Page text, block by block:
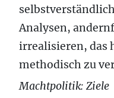
Analysen,
irrealisieren, das
methodisch zu
Machtpolitik: Ziele